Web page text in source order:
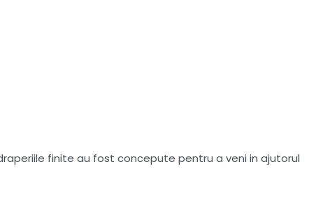
finite au fost concepute pentru a veni in ajutorul